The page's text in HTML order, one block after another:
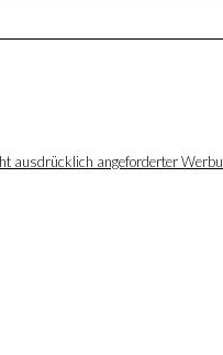
ausdrücklich angeforderter